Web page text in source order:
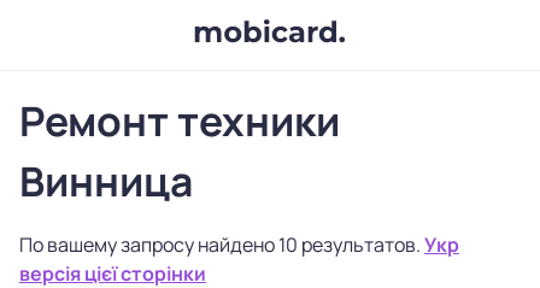
Ремонт техники
Винница
По вашему запросу найдено 10 результатов.Укр
версія цієї сторінки